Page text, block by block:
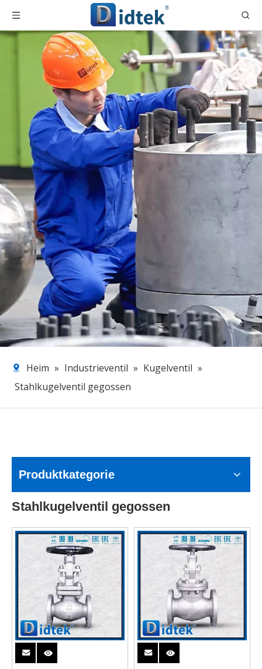
Heim » Industrieventil » Kugelventil »
Stahlkugelventil gegossen
Produktkategorie
Stahlkugelventil gegossen